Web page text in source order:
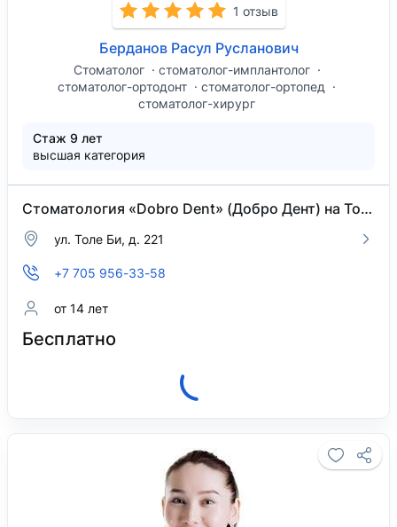
1 отзыв
Берданов Расул Русланович
Стоматолог
стоматолог-имплантолог
стоматолог-ортодонт
стоматолог-ортопед
стоматолог-хирург
Стаж 9 лет
высшая категория
Стоматология «Dobro Dent» (Добро Дент) на Толе Би
ул. Толе Би, д. 221
+7 705 956-33-58
от 14 лет
Бесплатно
Позвонить в клинику